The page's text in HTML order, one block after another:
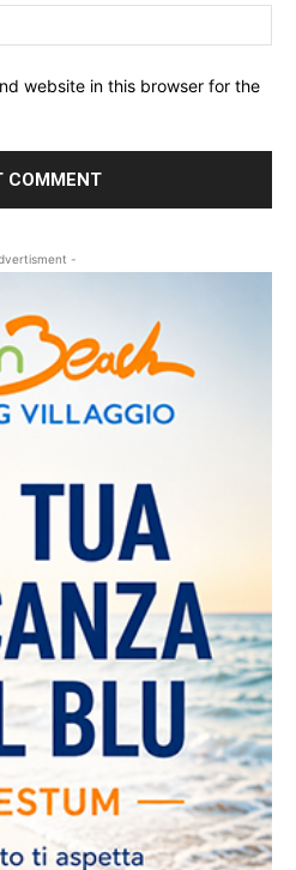
website in this browser for the
-